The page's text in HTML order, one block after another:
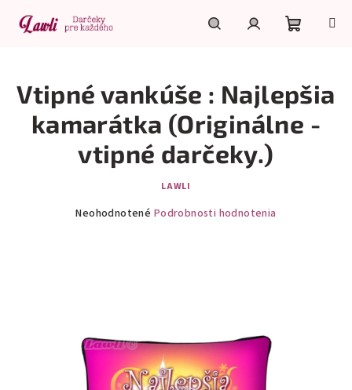
obsah
košík
Vtipné vankúše : Najlepšia
kamarátka (Originálne -
vtipné darčeky.)
LAWLI
Neohodnotené Podrobnosti hodnotenia